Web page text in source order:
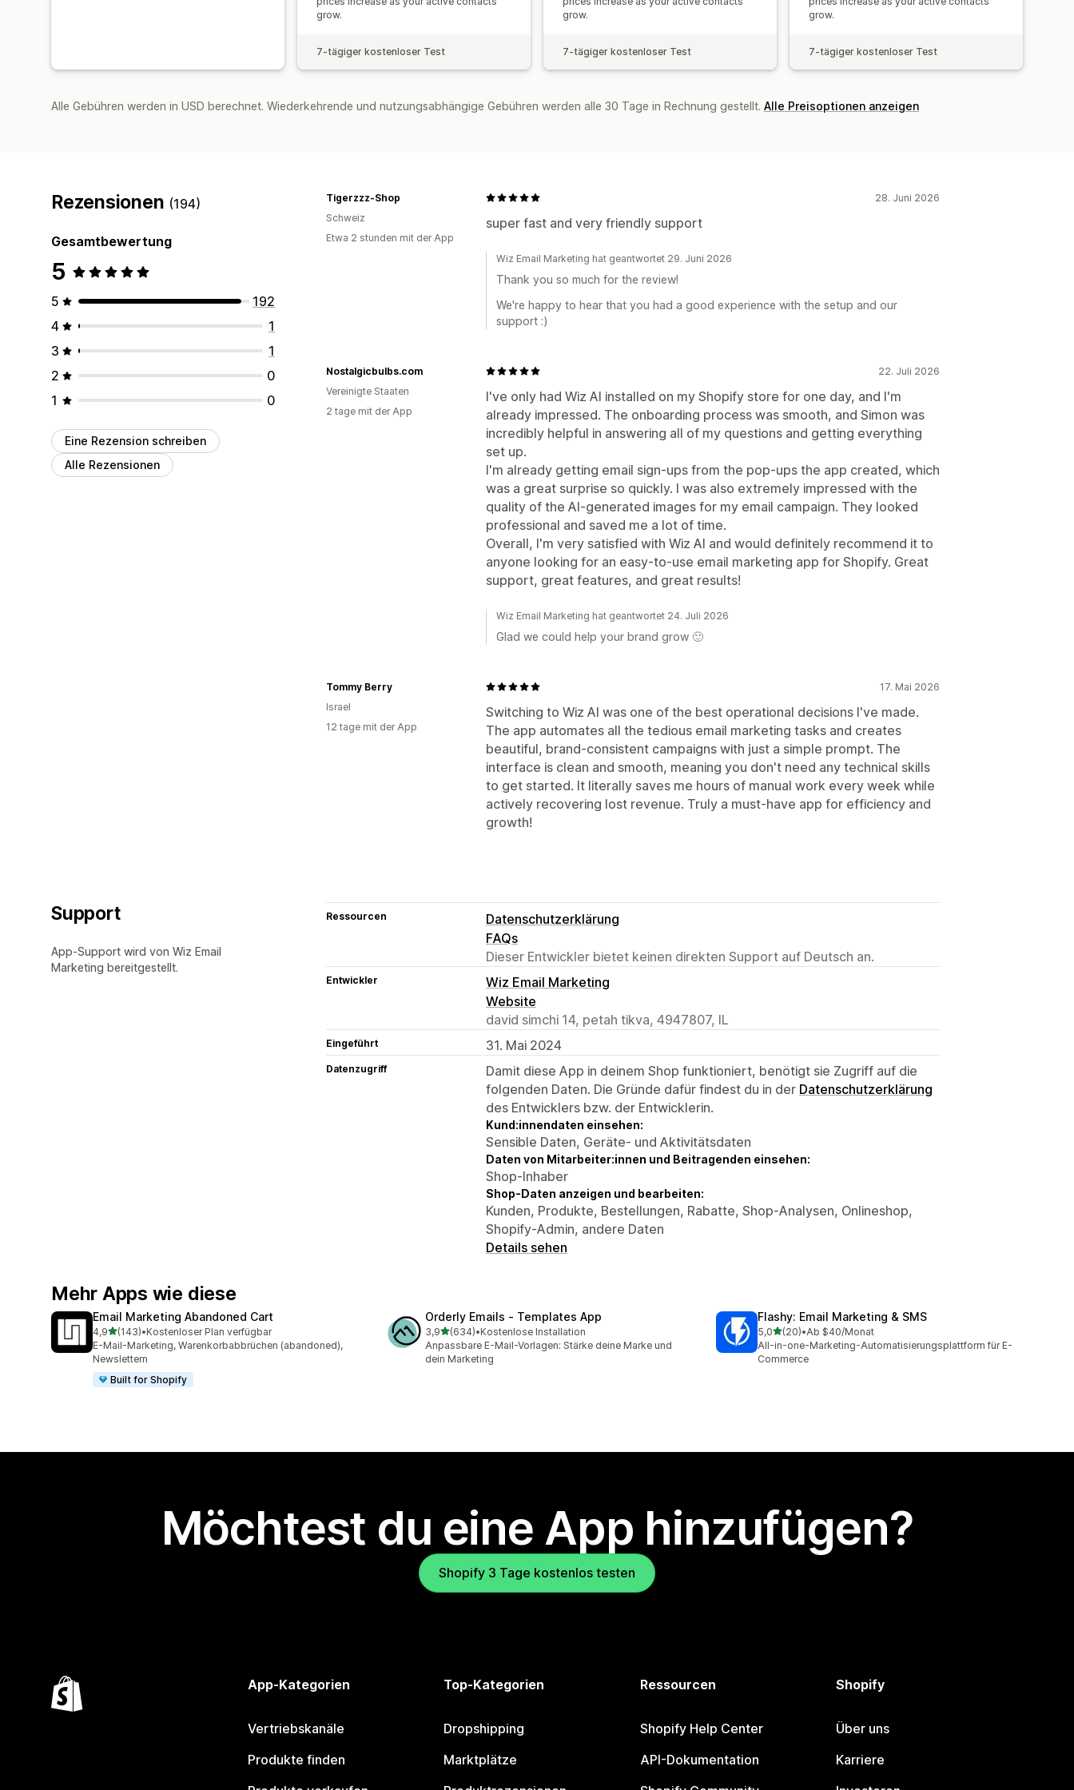
Editor-Tool
Vorlagen KI-Generierung Übersetzung
Lokalisierung
Individueller Code
Massenbearbeitung
Import und Export E-Mail-Domains
Einholung von Einwilligungen
E-Mail-Erfassungsliste SMS-Erfassungsliste Trigger und Regeln
Tagging Tracking Berichterstattung Einblicke und Tipps Analysen
grow.
7-tägiger kostenloser Test
grow.
7-tägiger kostenloser Test
grow.
7-tägiger kostenloser Test
Alle Gebühren werden in USD berechnet. Wiederkehrende und nutzungsabhängige Gebühren werden alle 30 Tage in Rechnung gestellt. Alle Preisoptionen anzeigen
Rezensionen (194)
Gesamtbewertung
5
5
192
4
1
3
1
2
0
1
0
Eine Rezension schreiben
Alle Rezensionen
28. Juni 2026
super fast and very friendly support
Tigerzzz-Shop
Schweiz
Etwa 2 stunden mit der App
Wiz Email Marketing hat geantwortet 29. Juni 2026
Thank you so much for the review!
We're happy to hear that you had a good experience with the setup and our
support :)
22. Juli 2026
I've only had Wiz AI installed on my Shopify store for one day, and I'm
already impressed. The onboarding process was smooth, and Simon was
incredibly helpful in answering all of my questions and getting everything
set up.
I'm already getting email sign-ups from the pop-ups the app created, which
was a great surprise so quickly. I was also extremely impressed with the
quality of the AI-generated images for my email campaign. They looked
professional and saved me a lot of time.
Overall, I'm very satisfied with Wiz AI and would definitely recommend it to
anyone looking for an easy-to-use email marketing app for Shopify. Great
support, great features, and great results!
Nostalgicbulbs.com
Vereinigte Staaten
2 tage mit der App
Wiz Email Marketing hat geantwortet 24. Juli 2026
Glad we could help your brand grow 🙂
17. Mai 2026
Switching to Wiz AI was one of the best operational decisions I've made.
The app automates all the tedious email marketing tasks and creates
beautiful, brand-consistent campaigns with just a simple prompt. The
interface is clean and smooth, meaning you don't need any technical skills
to get started. It literally saves me hours of manual work every week while
actively recovering lost revenue. Truly a must-have app for efficiency and
growth!
Tommy Berry
Israel
12 tage mit der App
Support
App-Support wird von Wiz Email
Marketing bereitgestellt.
Ressourcen
Datenschutzerklärung
FAQs
Dieser Entwickler bietet keinen direkten Support auf Deutsch an.
Entwickler
Wiz Email Marketing
Website
david simchi 14, petah tikva, 4947807, IL
Eingeführt 31. Mai 2024
Datenzugriff
Damit diese App in deinem Shop funktioniert, benötigt sie Zugriff auf die
folgenden Daten. Die Gründe dafür findest du in der Datenschutzerklärung
des Entwicklers bzw. der Entwicklerin.
Kund:innendaten einsehen:
Sensible Daten, Geräte- und Aktivitätsdaten
Daten von Mitarbeiter:innen und Beitragenden einsehen:
Shop-Inhaber
Shop-Daten anzeigen und bearbeiten:
Kunden, Produkte, Bestellungen, Rabatte, Shop-Analysen, Onlineshop,
Shopify-Admin, andere Daten
Details sehen
Mehr Apps wie diese
Email Marketing Abandoned Cart
4,9von 5 Sternen
(143)
143 Rezensionen insgesamt
•Kostenloser Plan verfügbar
E-Mail-Marketing, Warenkorbabbrüchen (abandoned),
Newslettern
Built for Shopify
Orderly Emails ‑ Templates App
3,9von 5 Sternen
(634)
634 Rezensionen insgesamt
•Kostenlose Installation
Anpassbare E-Mail-Vorlagen: Stärke deine Marke und
dein Marketing
Flashy: Email Marketing & SMS
5,0von 5 Sternen
(20)
20 Rezensionen insgesamt
•Ab $40/Monat
All-in-one-Marketing-Automatisierungsplattform für E-
Commerce
Möchtest du eine App hinzufügen?
Shopify 3 Tage kostenlos testen
App-Kategorien
Vertriebskanäle
Produkte finden
Top-Kategorien
Dropshipping
Marktplätze
Ressourcen
Shopify Help Center
API-Dokumentation
Shopify
Über uns
Karriere